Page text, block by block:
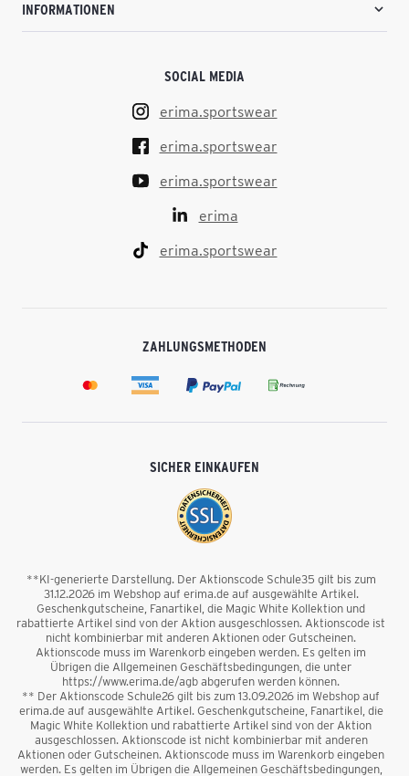
INFORMATIONEN
SOCIAL MEDIA
erima.sportswear
erima.sportswear
erima.sportswear
erima
erima.sportswear
ZAHLUNGSMETHODEN
SICHER EINKAUFEN
**KI-generierte Darstellung. Der Aktionscode Schule35 gilt bis zum
31.12.2026 im Webshop auf erima.de auf ausgewählte Artikel.
Geschenkgutscheine, Fanartikel, die Magic White Kollektion und
rabattierte Artikel sind von der Aktion ausgeschlossen. Aktionscode ist
nicht kombinierbar mit anderen Aktionen oder Gutscheinen.
Aktionscode muss im Warenkorb eingeben werden. Es gelten im
Übrigen die Allgemeinen Geschäftsbedingungen, die unter
https://www.erima.de/agb abgerufen werden können.
** Der Aktionscode Schule26 gilt bis zum 13.09.2026 im Webshop auf
erima.de auf ausgewählte Artikel. Geschenkgutscheine, Fanartikel, die
Magic White Kollektion und rabattierte Artikel sind von der Aktion
ausgeschlossen. Aktionscode ist nicht kombinierbar mit anderen
Aktionen oder Gutscheinen. Aktionscode muss im Warenkorb eingeben
werden. Es gelten im Übrigen die Allgemeinen Geschäftsbedingungen,